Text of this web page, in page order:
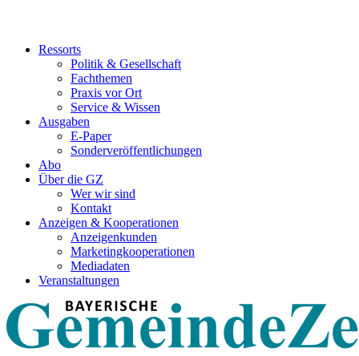
Ressorts
Politik & Gesellschaft
Fachthemen
Praxis vor Ort
Service & Wissen
Ausgaben
E-Paper
Sonderveröffentlichungen
Abo
Über die GZ
Wer wir sind
Kontakt
Anzeigen & Kooperationen
Anzeigenkunden
Marketingkooperationen
Mediadaten
Veranstaltungen